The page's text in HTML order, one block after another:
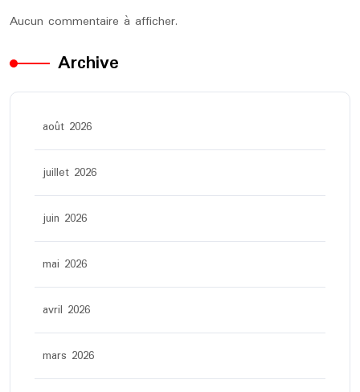
Aucun commentaire à afficher.
Archive
août 2026
juillet 2026
juin 2026
mai 2026
avril 2026
mars 2026